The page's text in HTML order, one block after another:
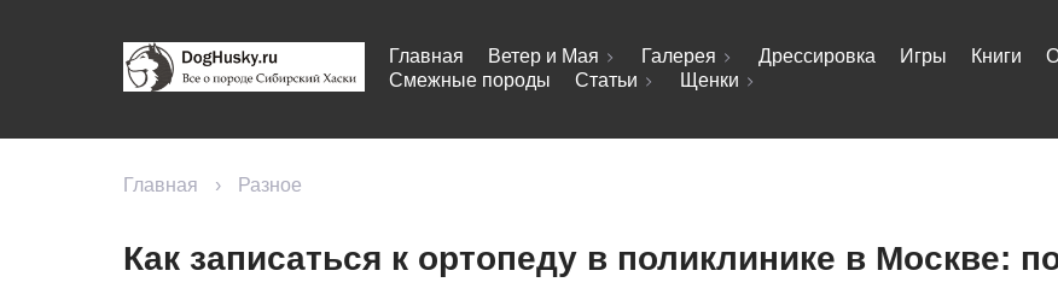
Главная Ветер и Мая Галерея Дрессировка Игры Книги
Смежные породы
Статьи Щенки
Главная › Разное
Как записаться к ортопеду в поликлинике в Москве: